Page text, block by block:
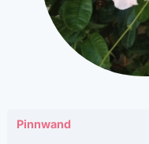
Pinnwand